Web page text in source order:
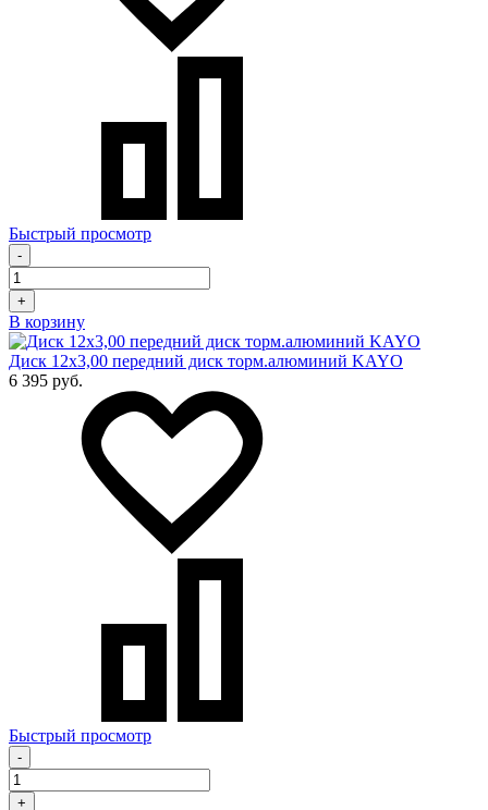
Быстрый просмотр
-
+
В корзину
Диск 12х3,00 передний диск торм.алюминий KAYO
6 395 руб.
Быстрый просмотр
-
+